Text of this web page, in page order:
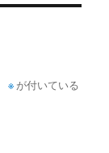
※ が付いている